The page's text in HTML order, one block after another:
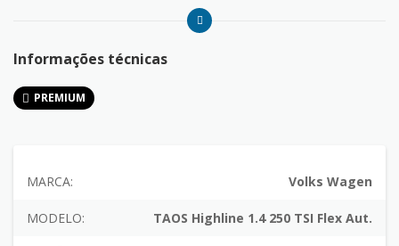
Informações técnicas
PREMIUM
MARCA: Volks Wagen
MODELO: TAOS Highline 1.4 250 TSI Flex Aut.